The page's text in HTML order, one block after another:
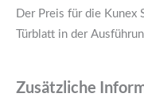
Der Preis für die Kunex
Türblatt in der
Zusätzliche